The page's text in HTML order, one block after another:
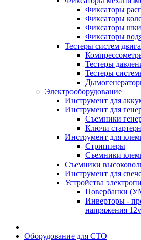
Фиксаторы
Фиксаторы
Фиксаторы
Фиксаторы
Тестеры систем
Тестеры
Тестеры
Электрооборудование
Инструмент для
Инструмент для
Съемники
Ключи
Инструмент для
Стрипперы
Съемники
Съемники
Инструмент для
Устройства
Повербанки
Инверторы -
напряжения
Оборудование для СТО